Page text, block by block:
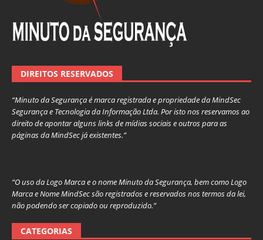
DIREITOS RESERVADOS
“Minuto da Segurança é marca registrada e propriedade da MindSec
Segurança e Tecnologia da Informação Ltda. Por isto nos reservamos ao
direito de apontar alguns links de mídias sociais e outros para as
páginas da MindSec já existentes.”
“O uso da Logo Marca e o nome Minuto da Segurança, bem como Logo
Marca e Nome MindSec são registrados e reservados nos termos da lei,
não podendo ser copiado ou reproduzido.”
CATEGORIAS